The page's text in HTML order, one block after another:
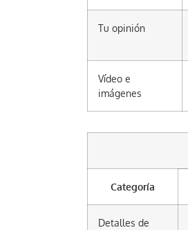
Tu opinión
Vídeo e
imágenes
Categoría
Detalles de